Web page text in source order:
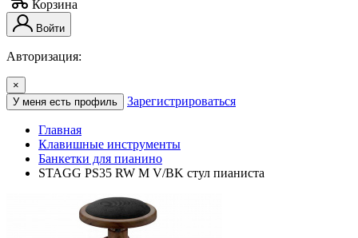
Корзина
Войти
Авторизация:
×
У меня есть профиль
Зарегистрироваться
Главная
Клавишные инструменты
Банкетки для пианино
STAGG PS35 RW M V/BK стул пианиста